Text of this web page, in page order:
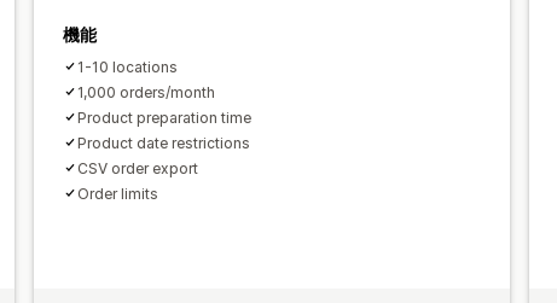
機能
1-10 locations
1,000 orders/month
Product preparation time
Product date restrictions
CSV order export
Order limits